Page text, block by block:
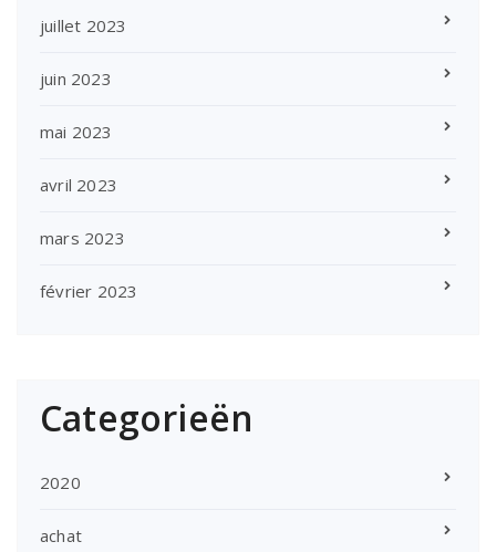
juillet 2023
juin 2023
mai 2023
avril 2023
mars 2023
février 2023
Categorieën
2020
achat